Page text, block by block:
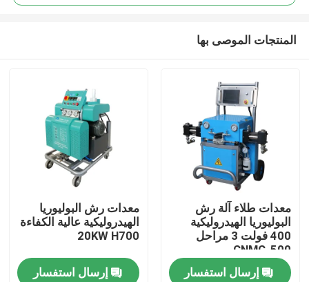
منزل
المنتجات
المنتجات الموصى بها
معدات طلاء آلة رش
البوليوريا الهيدروليكية
400 فولت 3 مراحل
CNMC-500
إرسال استفسار
معدات رش البوليوريا
الهيدروليكية عالية الكفاءة
20KW H700
إرسال استفسار